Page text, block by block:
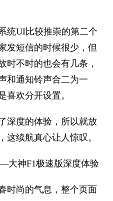
统UI比较推崇的第二个
发短信的时候很少，但
时不时的也会有几条，
和通知铃声合二为一
喜欢分开设置。
深度的体验，所以就放
这续航真心让人惊叹。
时尚的气息，整个页面